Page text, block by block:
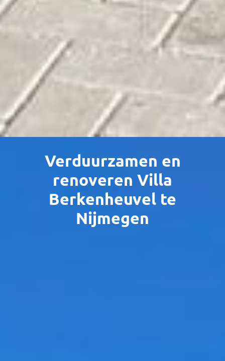
Verduurzamen en
renoveren Villa
Berkenheuvel te
Nijmegen